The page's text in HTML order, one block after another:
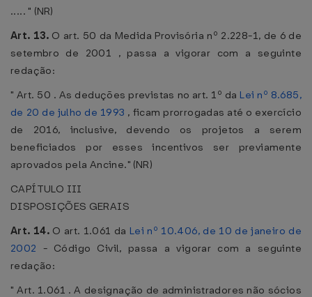
..... " (NR)
Art. 13. O art. 50 da Medida Provisória nº 2.228-1, de 6 de
setembro de 2001 , passa a vigorar com a seguinte
redação:
" Art. 50 . As deduções previstas no art. 1º da Lei nº 8.685,
de 20 de julho de 1993 , ficam prorrogadas até o exercício
de 2016, inclusive, devendo os projetos a serem
beneficiados por esses incentivos ser previamente
aprovados pela Ancine." (NR)
CAPÍTULO III
DISPOSIÇÕES GERAIS
Art. 14. O art. 1.061 da Lei nº 10.406, de 10 de janeiro de
2002 - Código Civil, passa a vigorar com a seguinte
redação:
" Art. 1.061 . A designação de administradores não sócios